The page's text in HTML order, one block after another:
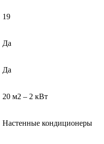
19
Да
Да
20 м2 – 2 кВт
Настенные кондиционеры